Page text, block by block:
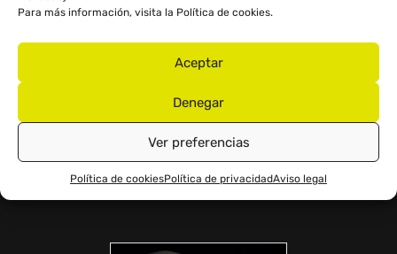
Para más información, visita la Política de cookies.
Aceptar
Denegar
Ver preferencias
Política de cookiesPolítica de privacidadAviso legal
LLANTAS TUBELESS DE RADIOS
Llanta tubeless de radios perimetrales que refuerzan su
carácter scrambler.